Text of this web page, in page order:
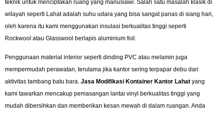
teknik untuk menciptakan ruang yang manusiawi. Salah satu masalah klasik di
wilayah seperti Lahat adalah suhu udara yang bisa sangat panas di siang hari,
oleh karena itu kami menggunakan insulasi berkualitas tinggi seperti
Rockwool atau Glasswool berlapis aluminium foil.
Penggunaan material interior seperti dinding PVC atau melamin juga
mempermudah perawatan, terutama jika kantor sering terpapar debu dari
aktivitas tambang batu bara. Jasa Modifikasi Kontainer Kantor Lahat yang
kami tawarkan mencakup pemasangan lantai vinyl berkualitas tinggi yang
mudah dibersihkan dan memberikan kesan mewah di dalam ruangan. Anda